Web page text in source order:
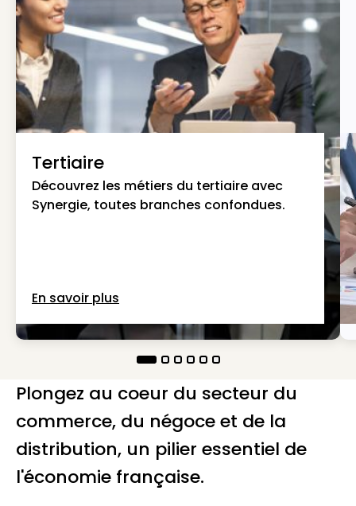
Tertiaire
Découvrez les métiers du tertiaire avec
Synergie, toutes branches confondues.
En savoir plus
Plongez au coeur du secteur du
commerce, du négoce et de la
distribution, un pilier essentiel de
l'économie française.